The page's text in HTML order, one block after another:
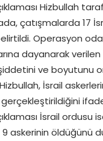
Hizbullah
çatışmalarda 17
Operasyon
dayanarak verilen
ve boyutunu
İsrail
İsrail ordusu
askerinin öldüğünü